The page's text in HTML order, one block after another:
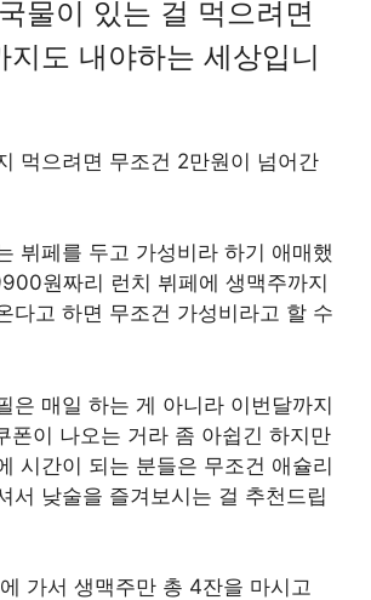
물이 있는 걸 먹으려면
지도 내야하는 세상입니
먹으려면 무조건 2만원이 넘어간
뷔페를 두고 가성비라 하기 애매했
원짜리 런치 뷔페에 생맥주까지
다고 하면 무조건 가성비라고 할 수
은 매일 하는 게 아니라 이번달까지
폰이 나오는 거라 좀 아쉽긴 하지만
시간이 되는 분들은 무조건 애슐리
서 낮술을 즐겨보시는 걸 추천드립
가서 생맥주만 총 4잔을 마시고